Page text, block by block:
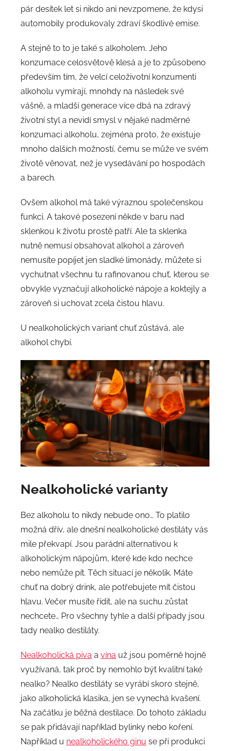
pár desítek let si nikdo ani nevzpomene, že kdysi
automobily produkovaly zdraví škodlivé emise.
A stejně to to je také s alkoholem. Jeho
konzumace celosvětově klesá a je to způsobeno
především tím, že velcí celoživotní konzumenti
alkoholu vymírají, mnohdy na následek své
vášně, a mladší generace více dbá na zdravý
životní styl a nevidí smysl v nějaké nadměrné
konzumaci alkoholu, zejména proto, že existuje
mnoho dalších možností, čemu se může ve svém
životě věnovat, než je vysedávání po hospodách
a barech.
Ovšem alkohol má také výraznou společenskou
funkci. A takové posezení někde v baru nad
sklenkou k životu prostě patří. Ale ta sklenka
nutně nemusí obsahovat alkohol a zároveň
nemusíte popíjet jen sladké limonády, můžete si
vychutnat všechnu tu rafinovanou chuť, kterou se
obvykle vyznačují alkoholické nápoje a koktejly a
zároveň si uchovat zcela čistou hlavu.
U nealkoholických variant chuť zůstává, ale
alkohol chybí.
Nealkoholické varianty
Bez alkoholu to nikdy nebude ono… To platilo
možná dřív, ale dnešní nealkoholické destiláty vás
mile překvapí. Jsou parádní alternativou k
alkoholickým nápojům, které kde kdo nechce
nebo nemůže pít. Těch situací je několik. Máte
chuť na dobrý drink, ale potřebujete mít čistou
hlavu. Večer musíte řídit, ale na suchu zůstat
nechcete… Pro všechny tyhle a další případy jsou
tady nealko destiláty.
Nealkoholická piva a vína už jsou poměrně hojně
využívaná, tak proč by nemohlo být kvalitní také
nealko? Nealko destiláty se vyrábí skoro stejně,
jako alkoholická klasika, jen se vynechá kvašení.
Na začátku je běžná destilace. Do tohoto základu
se pak přidávají například bylinky nebo koření.
Například u nealkoholického ginu se při produkci